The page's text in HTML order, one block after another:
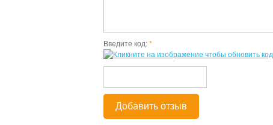
Введите код: *
Добавить отзыв